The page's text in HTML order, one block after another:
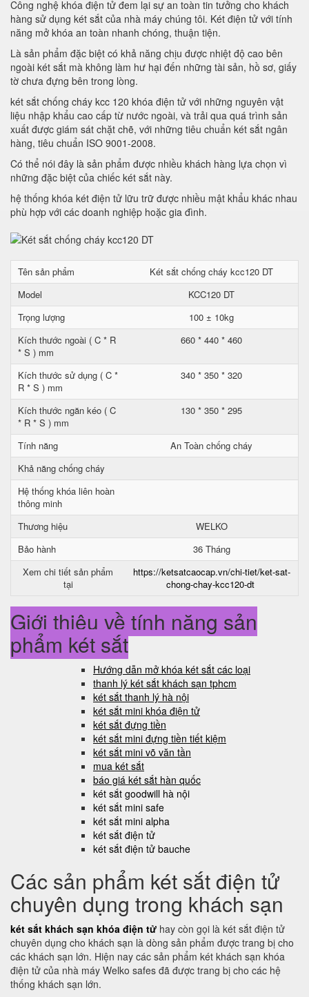
Công nghệ khóa điện tử đem lại sự an toàn tin tưởng cho khách
hàng sử dụng két sắt của nhà máy chúng tôi. Két điện tử với tính
năng mở khóa an toàn nhanh chóng, thuận tiện.
Là sản phẩm đặc biệt có khả năng chịu được nhiệt độ cao bên
ngoài két sắt mà không làm hư hại đến những tài sản, hồ sơ, giấy
tờ chưa đựng bên trong lòng.
két sắt chống cháy kcc 120 khóa điện tử với những nguyên vật
liệu nhập khẩu cao cấp từ nước ngoài, và trải qua quá trình sản
xuất được giám sát chặt chẽ, với những tiêu chuẩn két sắt ngân
hàng, tiêu chuẩn ISO 9001-2008.
Có thể nói đây là sản phẩm được nhiều khách hàng lựa chọn vì
những đặc biệt của chiếc két sắt này.
hệ thống khóa két điện tử lữu trữ được nhiều mật khẩu khác nhau
phù hợp với các doanh nghiệp hoặc gia đình.
Tên sản phẩm
Két sắt chống cháy kcc120 DT
Model
KCC120 DT
Trọng lượng
100 ± 10kg
Kích thước ngoài ( C * R
* S ) mm
660 * 440 * 460
Kích thước sử dụng ( C *
R * S ) mm
340 * 350 * 320
Kích thước ngăn kéo ( C
* R * S ) mm
130 * 350 * 295
Tính năng
An Toàn chống cháy
Khả năng chống cháy
Hệ thống khóa liên hoàn
thông minh
Thương hiệu
WELKO
Bảo hành
36 Tháng
Xem chi tiết sản phẩm
tại
https://ketsatcaocap.vn/chi-tiet/ket-sat-
chong-chay-kcc120-dt
Giới thiệu về tính năng sản
phẩm két sắt
Hướng dẫn mở khóa két sắt các loại
thanh lý két sắt khách sạn tphcm
két sắt thanh lý hà nội
két sắt mini khóa điện tử
két sắt đựng tiền
két sắt mini đựng tiền tiết kiệm
két sắt mini võ văn tần
mua két sắt
báo giá két sắt hàn quốc
két sắt goodwill hà nội
két sắt mini safe
két sắt mini alpha
két sắt điện tử
két sắt điện tử bauche
Các sản phẩm két sắt điện tử
chuyên dụng trong khách sạn
két sắt khách sạn khóa điện tử hay còn gọi là két sắt điện tử
chuyên dụng cho khách sạn là dòng sản phẩm được trang bị cho
các khách sạn lớn. Hiện nay các sản phẩm két khách sạn khóa
điện tử của nhà máy Welko safes đã được trang bị cho các hệ
thống khách sạn lớn.